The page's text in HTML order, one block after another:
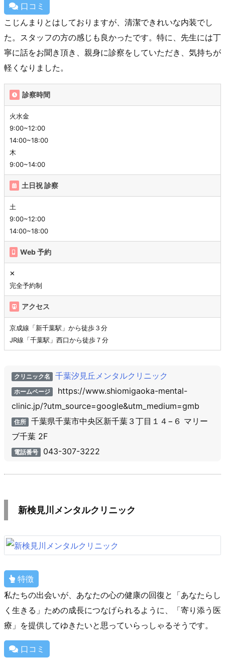
口コミ
こじんまりとはしておりますが、清潔できれいな内装でし
た。スタッフの方の感じも良かったです。特に、先生には丁
寧に話をお聞き頂き、親身に診察をしていただき、気持ちが
軽くなりました。
診察時間
火水金
9:00~12:00
14:00~18:00
木
9:00~14:00
土日祝 診察
土
9:00~12:00
14:00~18:00
Web 予約
✕
完全予約制
アクセス
京成線「新千葉駅」から徒歩３分
JR線「千葉駅」西口から徒歩７分
クリニック名 千葉汐見丘メンタルクリニック
ホームページ
https://www.shiomigaoka-mental-
clinic.jp/?utm_source=google&utm_medium=gmb
住所 千葉県千葉市中央区新千葉３丁目１４−６ マリー
ブ千葉 2F
電話番号 043-307-3222
新検見川メンタルクリニック
特徴
私たちの出会いが、あなたの心の健康の回復と「あなたらし
く生きる」ための成長につなげられるように、「寄り添う医
療」を提供してゆきたいと思っていらっしゃるそうです。
口コミ